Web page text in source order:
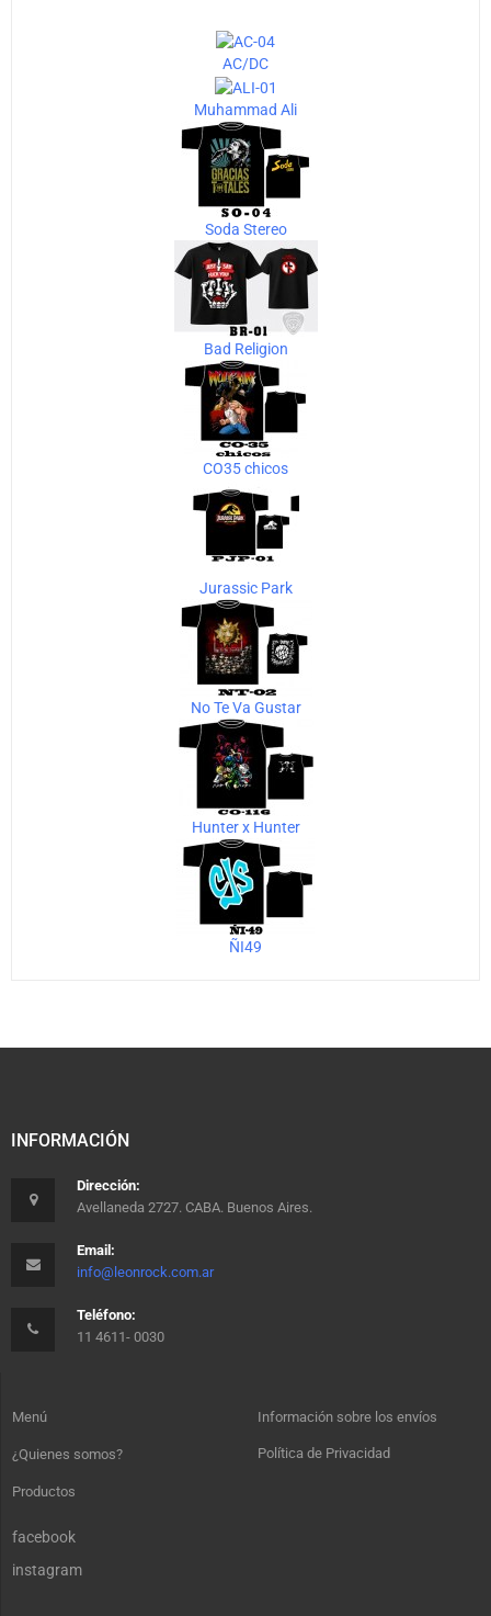
AC/DC
Muhammad Ali
Soda Stereo
Bad Religion
CO35 chicos
Jurassic Park
No Te Va Gustar
Hunter x Hunter
ÑI49
INFORMACIÓN
Dirección:
Avellaneda 2727. CABA. Buenos Aires.
Email:
info@leonrock.com.ar
Teléfono:
11 4611- 0030
Menú
¿Quienes somos?
Productos
Información sobre los envíos
Política de Privacidad
facebook
instagram